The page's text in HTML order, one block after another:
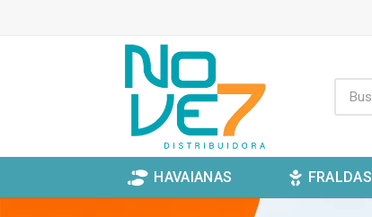
HAVAIANAS FRALDAS